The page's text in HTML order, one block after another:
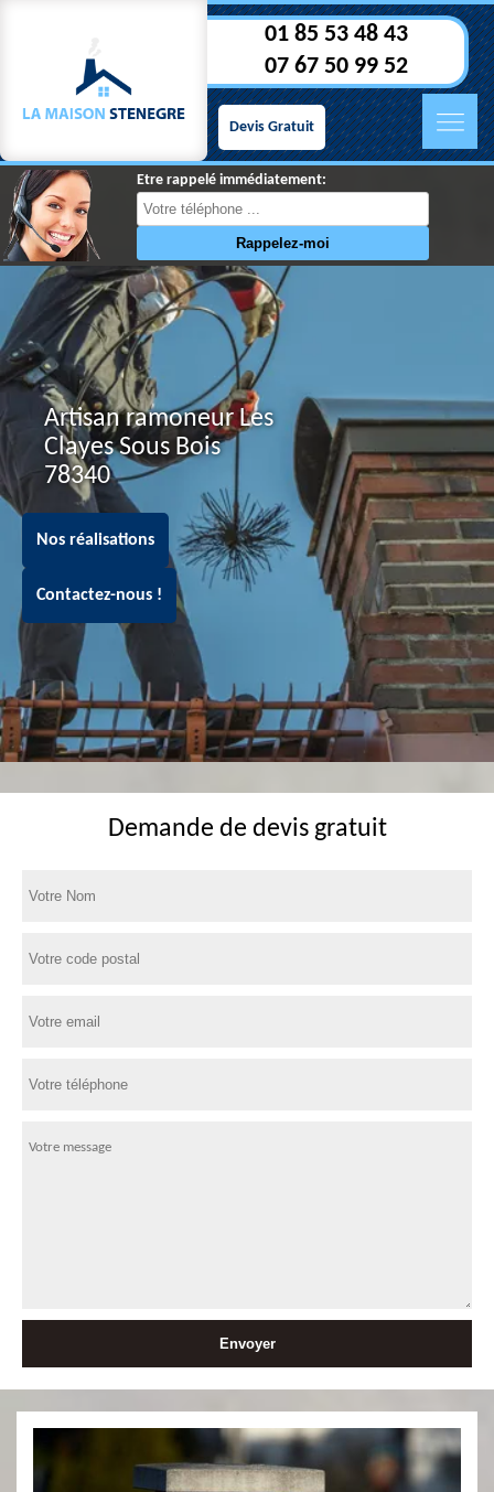
01 85 53 48 43
07 67 50 99 52
Devis Gratuit
Etre rappelé immédiatement:
Artisan ramoneur Les
Clayes Sous Bois
78340
Nos réalisations
Contactez-nous !
Demande de devis gratuit